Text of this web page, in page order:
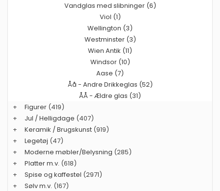
Vandglas med slibninger (6)
Viol (1)
Wellington (3)
Westminster (3)
Wien Antik (11)
Windsor (10)
Aase (7)
Åå - Andre Drikkeglas (52)
ÅÅ - Ældre glas (31)
+
Figurer (419)
+
Jul / Helligdage (407)
+
Keramik / Brugskunst (919)
+
Legetøj (47)
+
Moderne møbler/Belysning (285)
+
Platter m.v. (618)
+
Spise og kaffestel (2971)
+
Sølv m.v. (167)